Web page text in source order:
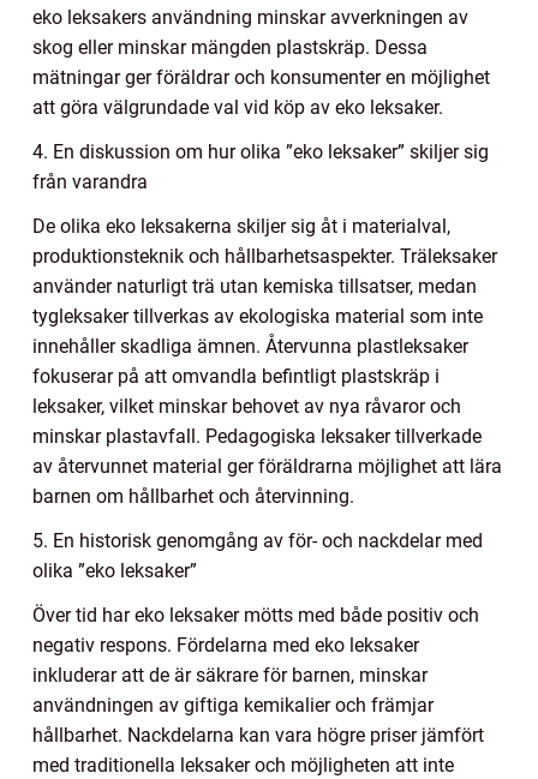
eko leksakers användning minskar avverkningen av
skog eller minskar mängden plastskräp. Dessa
mätningar ger föräldrar och konsumenter en möjlighet
att göra välgrundade val vid köp av eko leksaker.
4. En diskussion om hur olika ”eko leksaker” skiljer sig
från varandra
De olika eko leksakerna skiljer sig åt i materialval,
produktionsteknik och hållbarhetsaspekter. Träleksaker
använder naturligt trä utan kemiska tillsatser, medan
tygleksaker tillverkas av ekologiska material som inte
innehåller skadliga ämnen. Återvunna plastleksaker
fokuserar på att omvandla befintligt plastskräp i
leksaker, vilket minskar behovet av nya råvaror och
minskar plastavfall. Pedagogiska leksaker tillverkade
av återvunnet material ger föräldrarna möjlighet att lära
barnen om hållbarhet och återvinning.
5. En historisk genomgång av för- och nackdelar med
olika ”eko leksaker”
Över tid har eko leksaker mötts med både positiv och
negativ respons. Fördelarna med eko leksaker
inkluderar att de är säkrare för barnen, minskar
användningen av giftiga kemikalier och främjar
hållbarhet. Nackdelarna kan vara högre priser jämfört
med traditionella leksaker och möjligheten att inte